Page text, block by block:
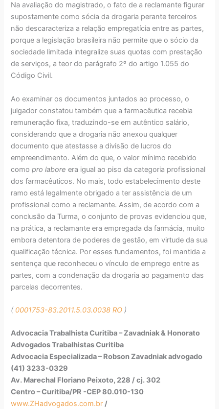
Na avaliação do magistrado, o fato de a reclamante figurar
supostamente como sócia da drogaria perante terceiros
não descaracteriza a relação empregatícia entre as partes,
porque a legislação brasileira não permite que o sócio da
sociedade limitada integralize suas quotas com prestação
de serviços, a teor do parágrafo 2º do artigo 1.055 do
Código Civil.
Ao examinar os documentos juntados ao processo, o
julgador constatou também que a farmacêutica recebia
remuneração fixa, traduzindo-se em autêntico salário,
considerando que a drogaria não anexou qualquer
documento que atestasse a divisão de lucros do
empreendimento. Além do que, o valor mínimo recebido
comopro labore era igual ao piso da categoria profissional
dos farmacêuticos. No mais, todo estabelecimento deste
ramo está legalmente obrigado a ter assistência de um
profissional como a reclamante. Assim, de acordo com a
conclusão da Turma, o conjunto de provas evidenciou que,
na prática, a reclamante era empregada da farmácia, muito
embora detentora de poderes de gestão, em virtude da sua
qualificação técnica. Por esses fundamentos, foi mantida a
sentença que reconheceu o vínculo de emprego entre as
partes, com a condenação da drogaria ao pagamento das
parcelas decorrentes.
( 0001753-83.2011.5.03.0038 RO )
Advocacia Trabalhista Curitiba – Zavadniak & Honorato
Advogados Trabalhistas Curitiba
Advocacia Especializada – Robson Zavadniak advogado
(41) 3233-0329
Av. Marechal Floriano Peixoto, 228 / cj. 302
Centro – Curitiba/PR -CEP 80.010-130
www.ZHadvogados.com.br /